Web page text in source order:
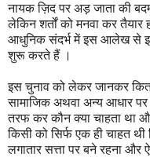
नायक ज़िद पर अड़ जाता की
लेकिन शर्तों को मनवा कर
आधुनिक संदर्भ में इस आलेख से
शुरू करते हैं ।
इस चुनाव को लेकर जानकर
सामाजिक अथवा अन्य आधार
तरफ कर कौन क्या चाहता था
किसी को सिर्फ एक ही चाहत थी
लगातार सत्ता पर बने रहना